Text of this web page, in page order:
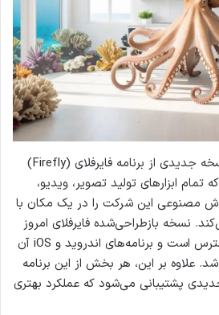
در همین رویداد، ادوبی نسخه جدیدی از برنامه فایرفلای (Firefly)
ابزارهای تولید تصویر، ویدیو،
مصنوعی این شرکت را در یک مکان با
نسخه بازطراحی‌شده فایرفلای امروز
برای استفاده در وب در دسترس است و برنامه‌های اندروید و iOS آن
علاوه بر این، هر بخش از این برنامه
پشتیبانی می‌شود که عملکرد بهتری